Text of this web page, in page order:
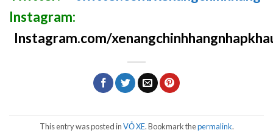
Instagram:
Instagram.com/
This entry was posted inVỎ XE. Bookmark thepermalink.